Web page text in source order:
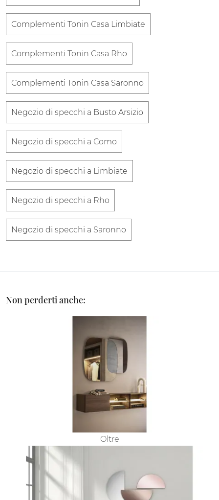
Complementi Tonin Casa Limbiate
Complementi Tonin Casa Rho
Complementi Tonin Casa Saronno
Negozio di specchi a Busto Arsizio
Negozio di specchi a Como
Negozio di specchi a Limbiate
Negozio di specchi a Rho
Negozio di specchi a Saronno
Non perderti anche:
Oltre